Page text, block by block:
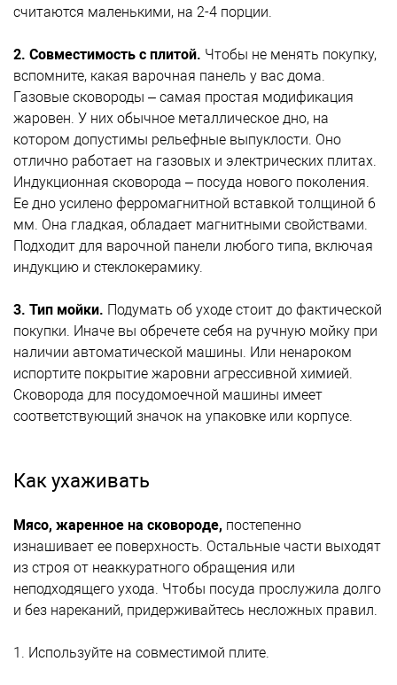
считаются маленькими, на 2-4 порции.
2. Совместимость с плитой. Чтобы не менять покупку,
вспомните, какая варочная панель у вас дома.
Газовые сковороды – самая простая модификация
жаровен. У них обычное металлическое дно, на
котором допустимы рельефные выпуклости. Оно
отлично работает на газовых и электрических плитах.
Индукционная сковорода – посуда нового поколения.
Ее дно усилено ферромагнитной вставкой толщиной 6
мм. Она гладкая, обладает магнитными свойствами.
Подходит для варочной панели любого типа, включая
индукцию и стеклокерамику.
3. Тип мойки. Подумать об уходе стоит до фактической
покупки. Иначе вы обречете себя на ручную мойку при
наличии автоматической машины. Или ненароком
испортите покрытие жаровни агрессивной химией.
Сковорода для посудомоечной машины имеет
соответствующий значок на упаковке или корпусе.
Как ухаживать
Мясо, жаренное на сковороде, постепенно
изнашивает ее поверхность. Остальные части выходят
из строя от неаккуратного обращения или
неподходящего ухода. Чтобы посуда прослужила долго
и без нареканий, придерживайтесь несложных правил.
1. Используйте на совместимой плите.